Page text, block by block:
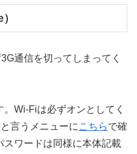
通信を切ってしまってく
Wi-Fiは必ずオンとしてく
言うメニューに こちらで確
ワードは同様に本体記載